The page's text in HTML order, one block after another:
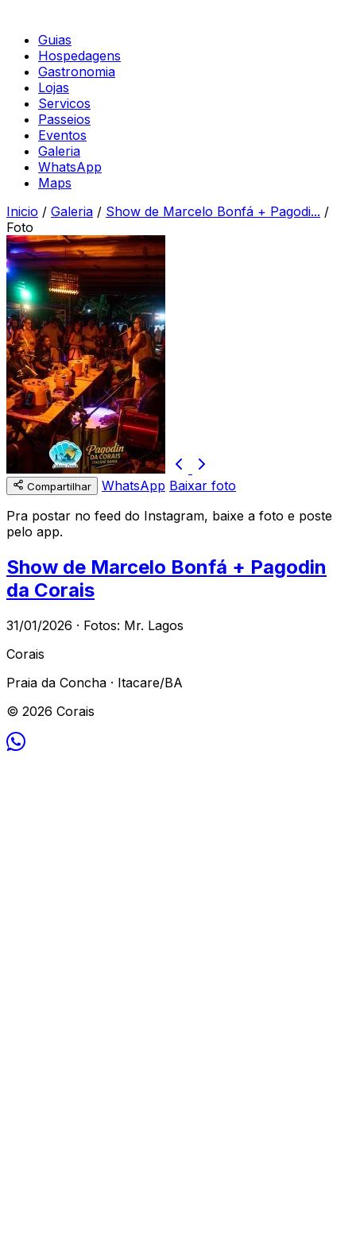
Guias
Hospedagens
Gastronomia
Lojas
Servicos
Passeios
Eventos
Galeria
WhatsApp
Maps
Inicio / Galeria / Show de Marcelo Bonfá + Pagodi... /
Foto
Compartilhar WhatsApp Baixar foto
Pra postar no feed do Instagram, baixe a foto e poste
pelo app.
Show de Marcelo Bonfá + Pagodin
da Corais
31/01/2026 · Fotos: Mr. Lagos
Corais
Praia da Concha · Itacare/BA
© 2026 Corais